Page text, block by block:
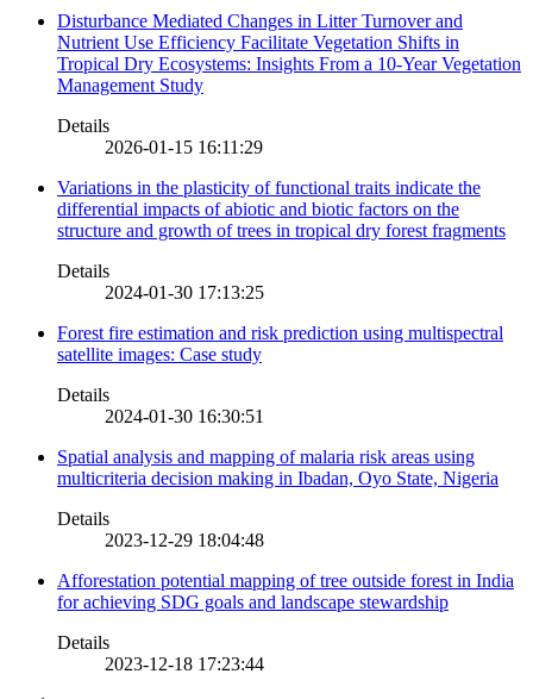
Disturbance Mediated Changes in Litter Turnover and
Nutrient Use Efficiency Facilitate Vegetation Shifts in
Tropical Dry Ecosystems: Insights From a 10-Year Vegetation
Management Study
Details
2026-01-15 16:11:29
Variations in the plasticity of functional traits indicate the
differential impacts of abiotic and biotic factors on the
structure and growth of trees in tropical dry forest fragments
Details
2024-01-30 17:13:25
Forest fire estimation and risk prediction using multispectral
satellite images: Case study
Details
2024-01-30 16:30:51
Spatial analysis and mapping of malaria risk areas using
multicriteria decision making in Ibadan, Oyo State, Nigeria
Details
2023-12-29 18:04:48
Afforestation potential mapping of tree outside forest in India
for achieving SDG goals and landscape stewardship
Details
2023-12-18 17:23:44